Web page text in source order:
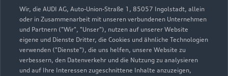
Wir, die AUDI AG, Auto-Union-Straße 1, 85057 Ingolstadt, allein
oder in Zusammenarbeit mit unseren verbundenen Unternehmen
und Partnern ("Wir", "Unser"), nutzen auf unserer Website
eigene und Dienste Dritter, die Cookies und ähnliche Technologien
verwenden ("Dienste"), die uns helfen, unsere Website zu
verbessern, den Datenverkehr und die Nutzung zu analysieren
und auf Ihre Interessen zugeschnittene Inhalte anzuzeigen,
komfortables Laden von Mobiltelefonen, Tablets
oder Laptops.
Zur Audi Shopping World